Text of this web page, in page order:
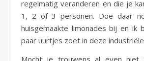
regelmatig veranderen en die je
1, 2 of 3 personen. Doe daar
huisgemaakte limonades bij en ik
paar uurtjes zoet in deze
Mocht je trouwens al even